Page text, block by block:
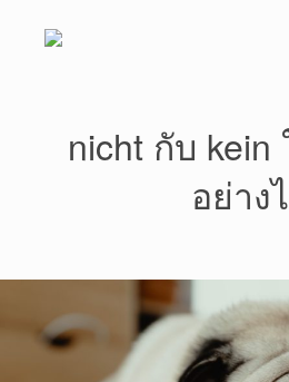
content
nicht กับ kein
อย่าง